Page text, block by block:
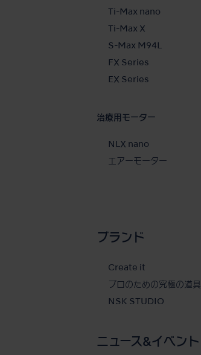
Ti-Max nano
Ti-Max X
S-Max M94L
FX Series
EX Series
治療用モーター
NLX nano
エアーモーター
ブランド
Create it
プロのための究極の道具
NSK STUDIO
ニュース&イベント